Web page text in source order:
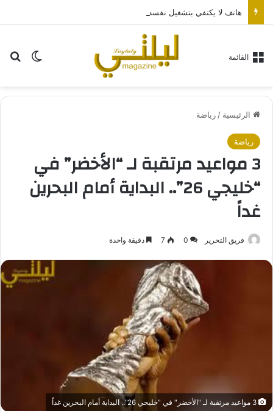
الوضع القائمة
الرئيسية /رياضة
رياضة
3 مواعيد مرتقبة لـ “الأخضر” في
“خليجي 26”.. البداية أمام البحرين
غداً
فريق التحرير 0
7 دقيقة واحدة